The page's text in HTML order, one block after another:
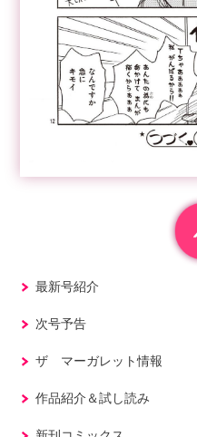
最新号紹介
次号予告
ザ マーガレット情報
作品紹介＆試し読み